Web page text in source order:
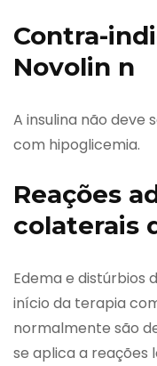
Contra-
Novolin n
A insulina não deve
com hipoglicemia.
Reações
colaterais
Edema e distúrbios
início da terapia
normalmente são
se aplica a reações